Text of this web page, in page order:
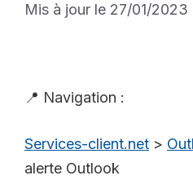
Mis à jour le 27/01/2023
📍 Navigation :
Services-client.net >
alerte Outlook